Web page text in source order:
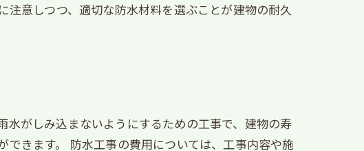
意しつつ、適切な防水材料を選ぶことが建物の耐久
がしみ込まないようにするための工事で、建物の寿
きます。 防水工事の費用については、工事内容や施